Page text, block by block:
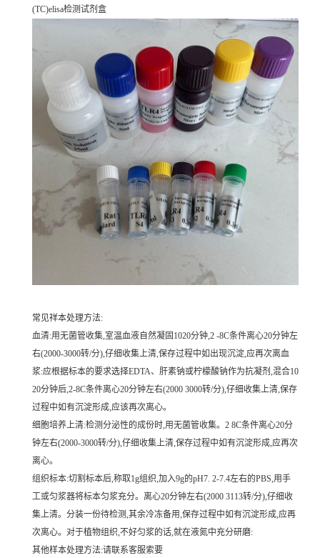
(TC)elisa检测试剂盒
常见祥本处理方法:
血清:用无菌管收集,室温血液自然凝固1020分钟,2 -8C条件离心20分钟左
右(2000-3000转/分),仔细收集上清,保存过程中如出现沉淀,应再次离血
浆:应根据标本的要求选择EDTA、肝素钠或柠檬酸钠作为抗凝剂,混合10
20分钟后,2-8C条件离心20分钟左右(2000 3000转/分),仔细收集上清,保存
过程中如有沉淀形成,应该再次离心。
细胞培养上清:检测分泌性的成份时,用无菌管收集。2 8C条件离心20分
钟左右(2000-3000转/分),仔细收集上清,保存过程中如有沉淀形成,应再次
离心。
组织标本:切割标本后,称取1g组织,加入9g的pH7. 2-7.4左右的PBS,用手
工或匀浆器将标本匀浆充分。离心20分钟左右(2000 3113转/分),仔细收
集上清。分装一份待检测,其余冷冻备用,保存过程中如有沉淀形成,应再
次离心。对于植物组织,不好匀浆的话,就在液氮中充分研磨:
其他样本处理方法:请联系客服索要